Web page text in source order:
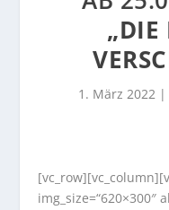
„DIE
1. März 2022|
img_size=“620×300″